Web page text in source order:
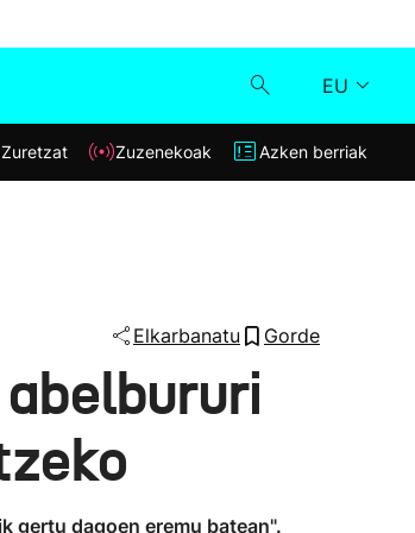
EU
Klisk
Azken berriak
Zuretzat Zuzenekoak Azken berriak
Elkarbanatu Gorde
gertu dagoen eremu batean".